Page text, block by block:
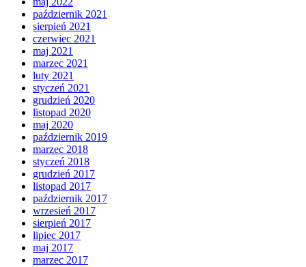
październik 2021
sierpień 2021
czerwiec 2021
maj 2021
marzec 2021
luty 2021
styczeń 2021
grudzień 2020
listopad 2020
maj 2020
październik 2019
marzec 2018
styczeń 2018
grudzień 2017
listopad 2017
październik 2017
wrzesień 2017
sierpień 2017
lipiec 2017
maj 2017
marzec 2017